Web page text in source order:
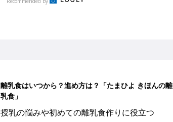
離乳食はいつから？進め方は？「たまひよ きほんの離
乳食」
授乳の悩みや初めての離乳食作りに役立つ